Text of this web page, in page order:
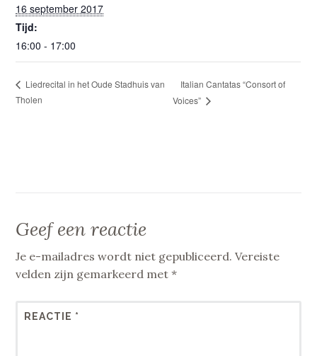
16 september 2017
Tijd:
16:00 - 17:00
Liedrecital in het Oude Stadhuis van
Tholen
Italian Cantatas “Consort of
Voices”
Geef een reactie
Je e-mailadres wordt niet gepubliceerd. Vereiste
velden zijn gemarkeerd met*
REACTIE *